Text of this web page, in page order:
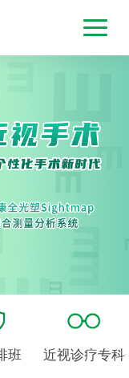
班 近视诊疗专科